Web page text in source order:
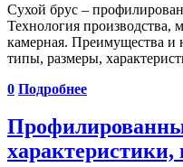
Сухой брус –
Технология производства,
камерная. Преимущества и
типы, размеры,
0 Подробнее